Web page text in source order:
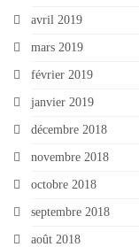
avril 2019
mars 2019
février 2019
janvier 2019
décembre 2018
novembre 2018
octobre 2018
septembre 2018
août 2018